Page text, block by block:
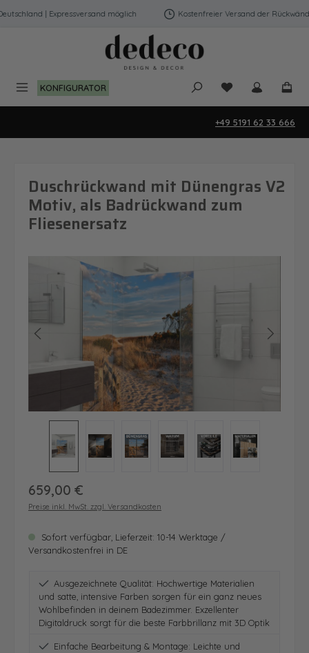
Zum Hauptinhalt springen
| Expressversand möglich Kostenfreier Versand der Rückwände
KONFIGURATOR Du hast 0
+49 5191 62 33 666
Duschrückwand mit Dünengras V2
Motiv, als Badrückwand zum
Fliesenersatz
Bildergalerie überspringen
Regulärer Preis:
659,00 €
Preise inkl. MwSt. zzgl. Versandkosten
Sofort verfügbar, Lieferzeit: 10-14 Werktage /
Versandkostenfrei in DE
Ausgezeichnete Qualität: Hochwertige Materialien
und satte, intensive Farben sorgen für ein ganz neues
Wohlbefinden in deinem Badezimmer. Exzellenter
Digitaldruck sorgt für die beste Farbbrillanz mit 3D Optik
Einfache Bearbeitung & Montage: Leichte und